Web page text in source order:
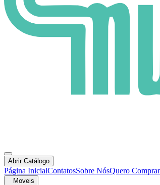
Abrir Catálogo
Página InicialContatosSobre NósQuero Comprar
Moveis